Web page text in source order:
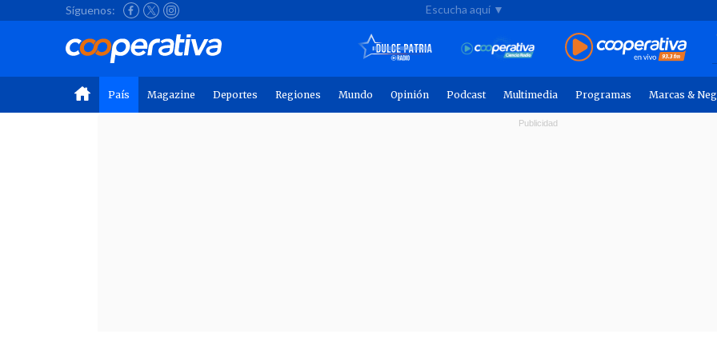
Síguenos: Escucha aquí ▼
País Magazine Deportes Regiones Mundo Opinión Podcast Multimedia Programas Marcas &